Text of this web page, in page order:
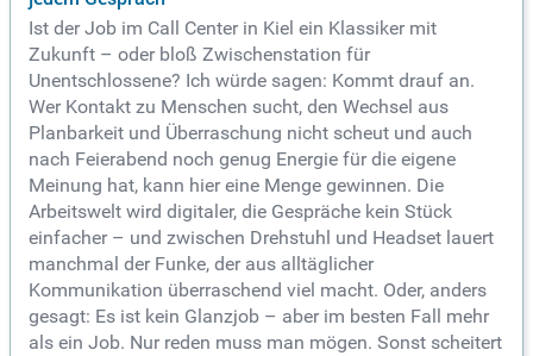
Ist der Job im Call Center in Kiel ein Klassiker mit
Zukunft – oder bloß Zwischenstation für
Unentschlossene? Ich würde sagen: Kommt drauf an.
Wer Kontakt zu Menschen sucht, den Wechsel aus
Planbarkeit und Überraschung nicht scheut und auch
nach Feierabend noch genug Energie für die eigene
Meinung hat, kann hier eine Menge gewinnen. Die
Arbeitswelt wird digitaler, die Gespräche kein Stück
einfacher – und zwischen Drehstuhl und Headset lauert
manchmal der Funke, der aus alltäglicher
Kommunikation überraschend viel macht. Oder, anders
gesagt: Es ist kein Glanzjob – aber im besten Fall mehr
als ein Job. Nur reden muss man mögen. Sonst scheitert